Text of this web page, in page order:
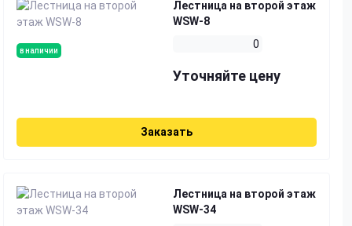
в наличии
Лестница на второй этаж
WSW-8
0
Уточняйте цену
Заказать
Лестница на второй этаж
WSW-34